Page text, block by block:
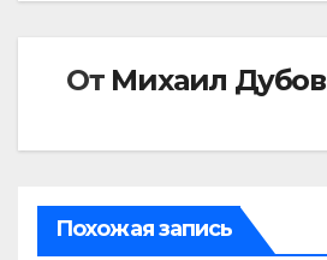
От Михаил Дубов
Похожая запись